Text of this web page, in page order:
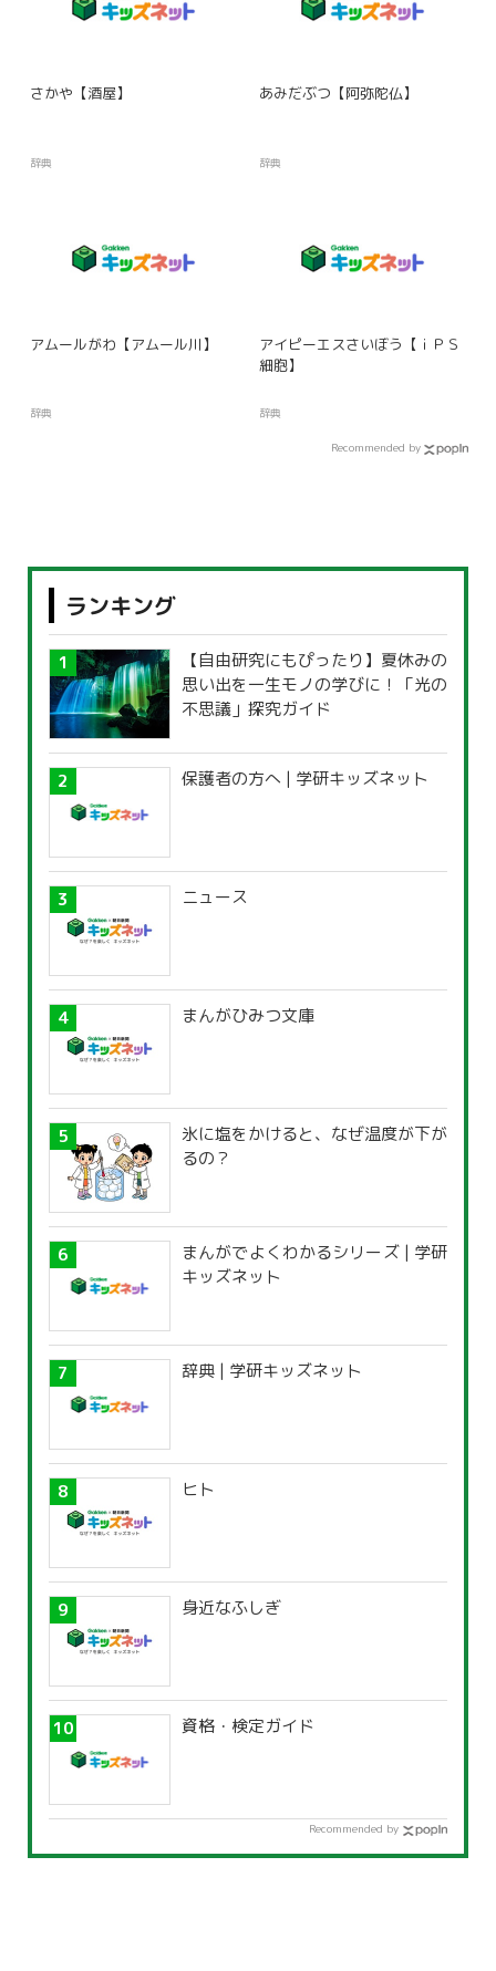
さかや【酒屋】
辞典
あみだぶつ【阿弥陀仏】
辞典
アムールがわ【アムール川】
辞典
アイピーエスさいぼう【ｉＰＳ
細胞】
辞典
Recommended by
ランキング
【自由研究にもぴったり】夏休みの
思い出を一生モノの学びに！「光の
不思議」探究ガイド
保護者の方へ | 学研キッズネット
ニュース
まんがひみつ文庫
氷に塩をかけると、なぜ温度が下が
るの？
まんがでよくわかるシリーズ | 学研
キッズネット
辞典 | 学研キッズネット
ヒト
身近なふしぎ
資格・検定ガイド
Recommended by